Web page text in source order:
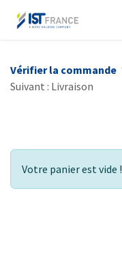
Vérifier la commande
Suivant : Livraison
Votre panier est vide !